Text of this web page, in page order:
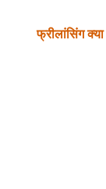
फ्रीलांसिंग